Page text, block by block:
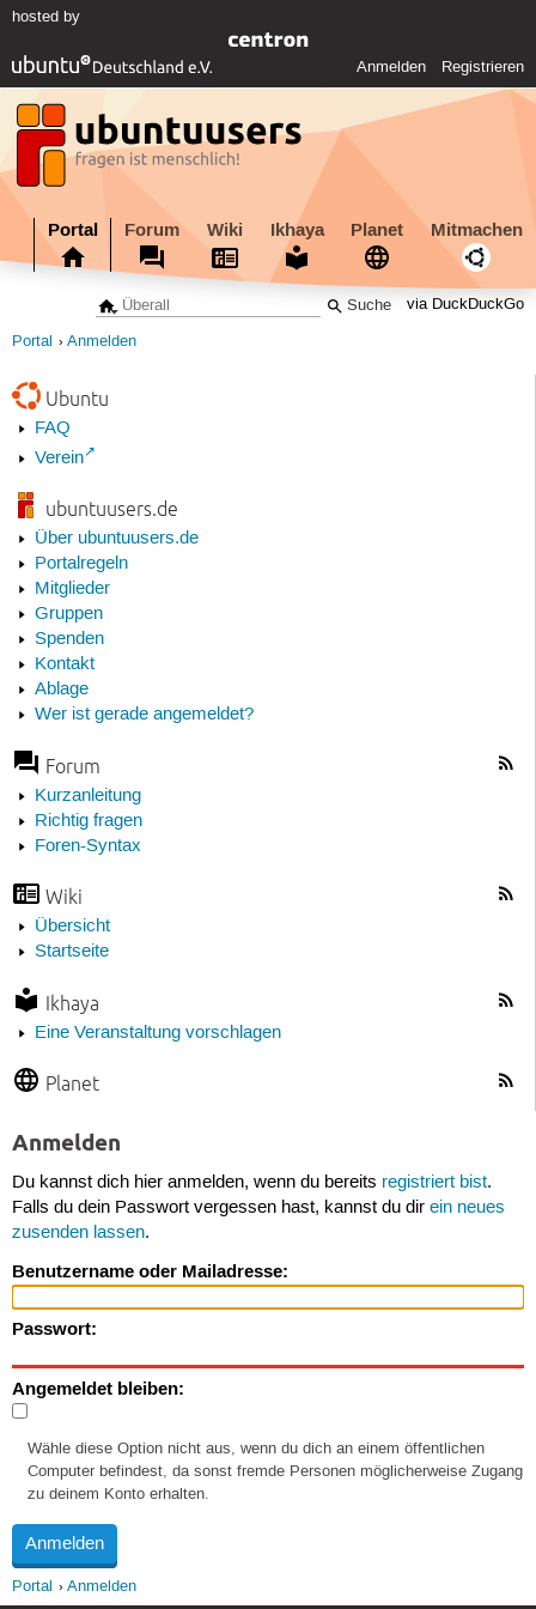
hosted by
Anmelden Registrieren
Portal Forum Wiki Ikhaya Planet Mitmachen
via DuckDuckGo
Portal Anmelden
Ubuntu
FAQ
Verein
ubuntuusers.de
Über ubuntuusers.de
Portalregeln
Mitglieder
Gruppen
Spenden
Kontakt
Ablage
Wer ist gerade angemeldet?
Forum
Kurzanleitung
Richtig fragen
Foren-Syntax
Wiki
Übersicht
Startseite
Ikhaya
Eine Veranstaltung vorschlagen
Planet
Anmelden
Du kannst dich hier anmelden, wenn du bereits registriert bist.
Falls du dein Passwort vergessen hast, kannst du dir ein neues
zusenden lassen.
Benutzername oder Mailadresse:
Passwort:
Angemeldet bleiben:
Wähle diese Option nicht aus, wenn du dich an einem öffentlichen
Computer befindest, da sonst fremde Personen möglicherweise Zugang
zu deinem Konto erhalten.
Portal Anmelden